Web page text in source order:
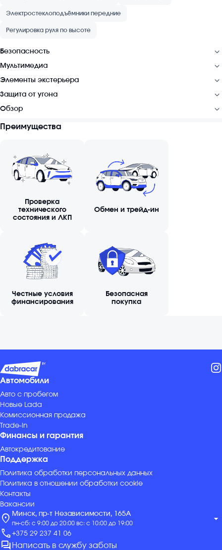
Электростеклоподъёмники передние
Регулировка руля по высоте
Безопасность
Мультимедиа
Элементы экстерьера
Защита от угона
Обзор
Преимущества
Проверка
технического
состояния и ЛКП
Обмен и трейд-ин
Честные условия
финансирования
Безопасная
покупка
Автомобили
Авто с пробегом
Новые Lada
Комиссионная продажа
Trade-in
Финансы и гарантия
Автокредитование
Поддержка
Политика обработки персональных данных
Политика в отношении обработки cookie
Контакты
Вакансии
location_on Минск, пр-т Независимости, 165А
пн-сб: с 9:00 до 20:00 вс: с 10:00 до 19:00
arrow_drop_down
call +375 29 237 41 06
forum Написать в службу заботы